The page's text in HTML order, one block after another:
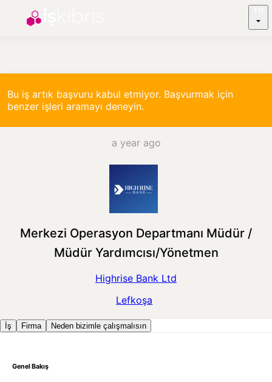
Bu iş artık başvuru kabul etmiyor. Başvurmak için
benzer işleri aramayı deneyin.
a year ago
Merkezi Operasyon Departmanı Müdür /
Müdür Yardımcısı/Yönetmen
Highrise Bank Ltd
Lefkoşa
İş Firma Neden bizimle çalışmalısın
Genel Bakış